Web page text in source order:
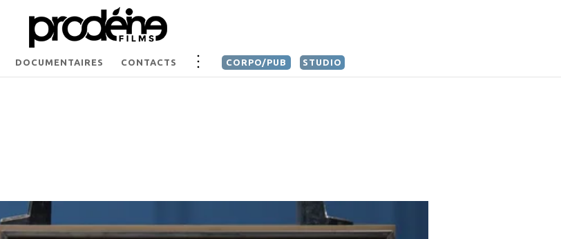
DOCUMENTAIRES CONTACTS CORPO/PUB STUDIO